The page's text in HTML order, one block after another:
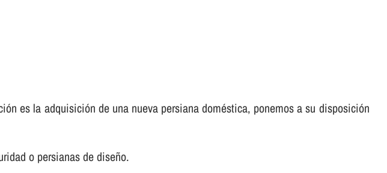
es la adquisición de una nueva persiana doméstica, ponemos a su disposición
o persianas de diseño.